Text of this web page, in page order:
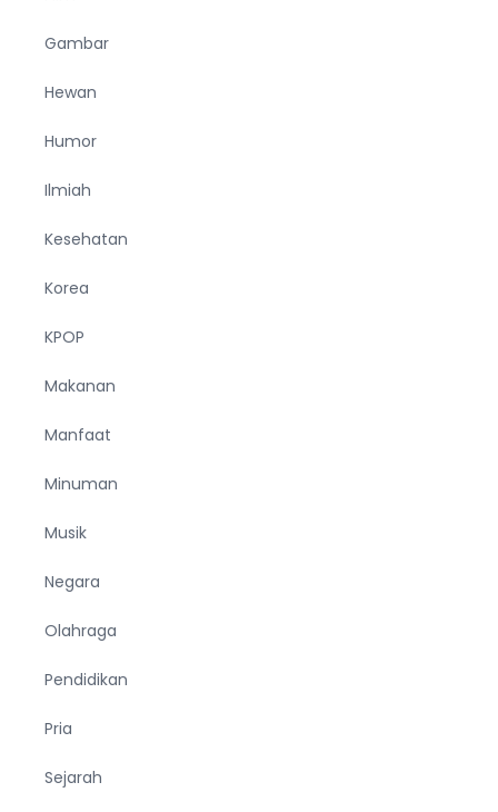
Gambar
Hewan
Humor
Ilmiah
Kesehatan
Korea
KPOP
Makanan
Manfaat
Minuman
Musik
Negara
Olahraga
Pendidikan
Pria
Sejarah